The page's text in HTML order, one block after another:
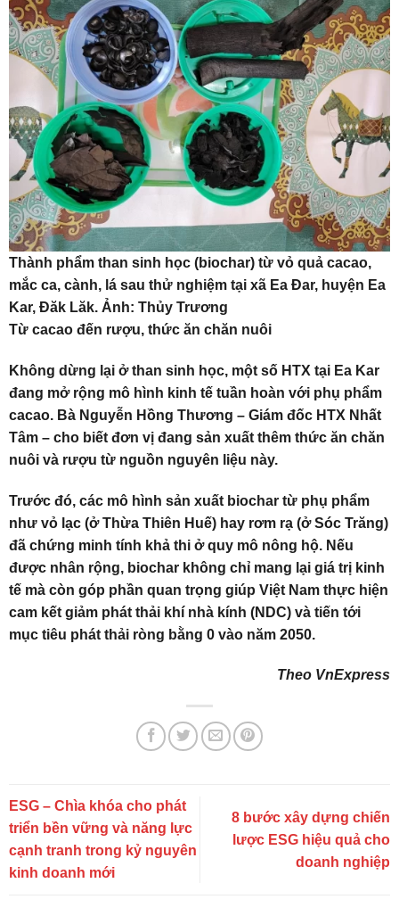
Thành phẩm than sinh học (biochar) từ vỏ quả cacao,
mắc ca, cành, lá sau thử nghiệm tại xã Ea Đar, huyện Ea
Kar, Đăk Lăk. Ảnh: Thủy Trương
Từ cacao đến rượu, thức ăn chăn nuôi
Không dừng lại ở than sinh học, một số HTX tại Ea Kar
đang mở rộng mô hình kinh tế tuần hoàn với phụ phẩm
cacao. Bà Nguyễn Hồng Thương – Giám đốc HTX Nhất
Tâm – cho biết đơn vị đang sản xuất thêm thức ăn chăn
nuôi và rượu từ nguồn nguyên liệu này.
Trước đó, các mô hình sản xuất biochar từ phụ phẩm
như vỏ lạc (ở Thừa Thiên Huế) hay rơm rạ (ở Sóc Trăng)
đã chứng minh tính khả thi ở quy mô nông hộ. Nếu
được nhân rộng, biochar không chỉ mang lại giá trị kinh
tế mà còn góp phần quan trọng giúp Việt Nam thực hiện
cam kết giảm phát thải khí nhà kính (NDC) và tiến tới
mục tiêu phát thải ròng bằng 0 vào năm 2050.
Theo VnExpress
ESG – Chìa khóa cho phát
triển bền vững và năng lực
cạnh tranh trong kỷ nguyên
kinh doanh mới
8 bước xây dựng chiến
lược ESG hiệu quả cho
doanh nghiệp